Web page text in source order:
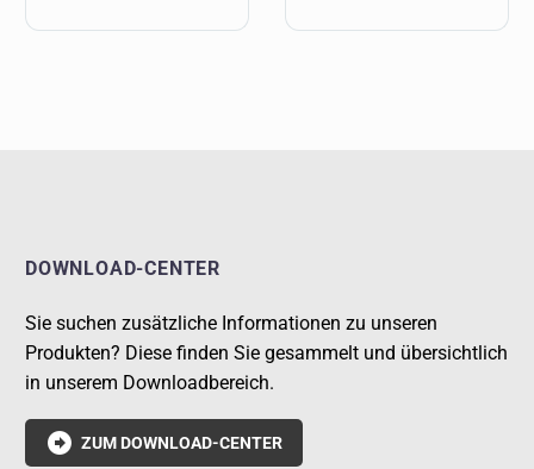
DOWNLOAD-CENTER
Sie suchen zusätzliche Informationen zu unseren
Produkten? Diese finden Sie gesammelt und übersichtlich
in unserem Downloadbereich.
 ZUM DOWNLOAD-CENTER